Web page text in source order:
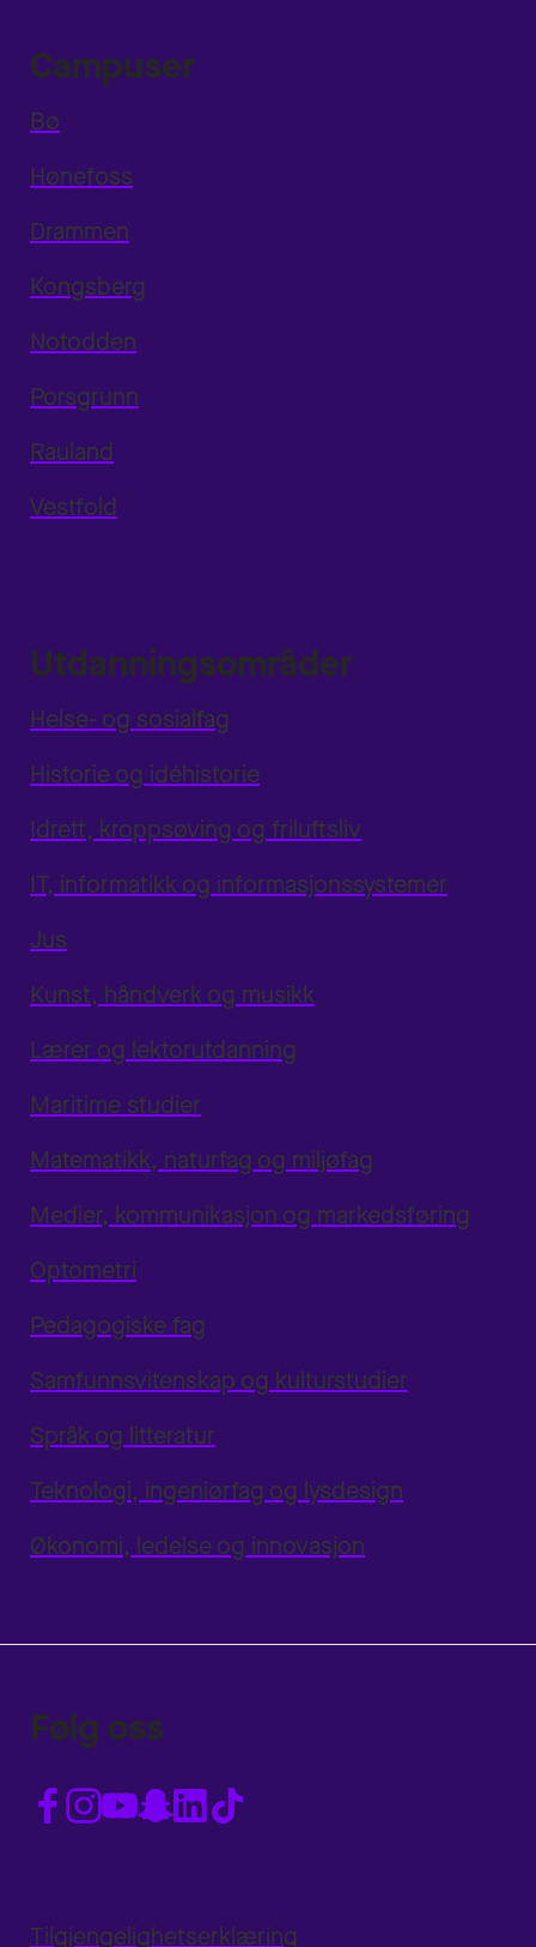
Campuser
Bø
Hønefoss
Drammen
Kongsberg
Notodden
Porsgrunn
Rauland
Vestfold
Utdanningsområder
Helse- og sosialfag
Historie og idéhistorie
Idrett, kroppsøving og friluftsliv
IT, informatikk og informasjonssystemer
Jus
Kunst, håndverk og musikk
Lærer og lektorutdanning
Maritime studier
Matematikk, naturfag og miljøfag
Medier, kommunikasjon og markedsføring
Optometri
Pedagogiske fag
Samfunnsvitenskap og kulturstudier
Språk og litteratur
Teknologi, ingeniørfag og lysdesign
Økonomi, ledelse og innovasjon
Følg oss
Tilgjengelighetserklæring